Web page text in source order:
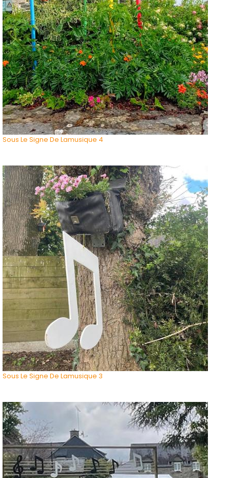
Sous Le Signe De Lamusique 4
Sous Le Signe De Lamusique 3